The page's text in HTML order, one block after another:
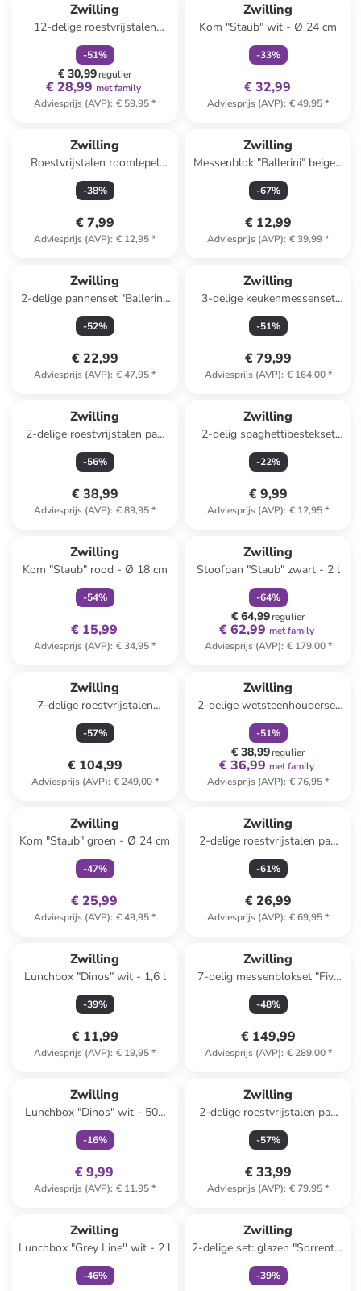
Zwilling
12-delige roestvrijstalen
steakbestekset
-51%
€ 30,99regulier
€ 28,99 met family
Adviesprijs (AVP): € 59,95*
Zwilling
Kom "Staub" wit - Ø 24 cm
-33%
€ 32,99
Adviesprijs (AVP): € 49,95*
Zwilling
Roestvrijstalen roomlepel
"Ostfriesen" - (L)8 cm
-38%
€ 7,99
Adviesprijs (AVP): € 12,95*
Zwilling
Messenblok "Ballerini" beige -
(B)10 x (H)21 x (D)23 cm
-67%
€ 12,99
Adviesprijs (AVP): € 39,99*
Zwilling
2-delige pannenset "Ballerini"
zwart - Ø 16 cm
-52%
€ 22,99
Adviesprijs (AVP): € 47,95*
Zwilling
3-delige keukenmessenset
"Five Star" zwart
-51%
€ 79,99
Adviesprijs (AVP): € 164,00*
Zwilling
2-delige roestvrijstalen pan
met deksel "Twin" - 4,5 l
-56%
€ 38,99
Adviesprijs (AVP): € 89,95*
Zwilling
2-delig spaghettibestekset
zilverkleurig - (L)20 cm
-22%
€ 9,99
Adviesprijs (AVP): € 12,95*
Zwilling
Kom "Staub" rood - Ø 18 cm
-54%
€ 15,99
Adviesprijs (AVP): € 34,95*
Zwilling
Stoofpan "Staub" zwart - 2 l
-64%
€ 64,99regulier
€ 62,99 met family
Adviesprijs (AVP): € 179,00*
Zwilling
7-delige roestvrijstalen
kookgereiset "Twin"
-57%
€ 104,99
Adviesprijs (AVP): € 249,00*
Zwilling
2-delige wetsteenhouderset
beige/bruin - (L)23 x (B)7 cm
-51%
€ 38,99regulier
€ 36,99 met family
Adviesprijs (AVP): € 76,95*
Zwilling
Kom "Staub" groen - Ø 24 cm
-47%
€ 25,99
Adviesprijs (AVP): € 49,95*
Zwilling
2-delige roestvrijstalen pan
met deksel "Twin" - 1,5 l
-61%
€ 26,99
Adviesprijs (AVP): € 69,95*
Zwilling
Lunchbox "Dinos" wit - 1,6 l
-39%
€ 11,99
Adviesprijs (AVP): € 19,95*
Zwilling
7-delig messenblokset "Five
Star" lichtbruin/zwart
-48%
€ 149,99
Adviesprijs (AVP): € 289,00*
Zwilling
Lunchbox "Dinos" wit - 500
ml
-16%
€ 9,99
Adviesprijs (AVP): € 11,95*
Zwilling
2-delige roestvrijstalen pan
met deksel "Twin" - 2 l
-57%
€ 33,99
Adviesprijs (AVP): € 79,95*
Zwilling
Lunchbox "Grey Line'' wit - 2 l
-46%
Zwilling
2-delige set: glazen "Sorrento"
- 240 ml
-39%